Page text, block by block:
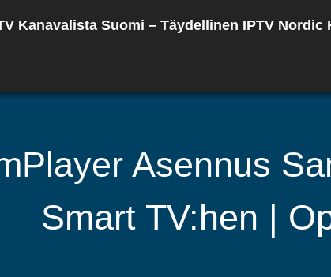
Kanavalista Suomi – Täydellinen IPTV Nordic
Asennus
Smart TV:hen |